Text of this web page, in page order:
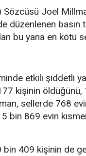
Sözcüsü Joel
düzenlenen basın
bu yana en kötü
etkili şiddetli
kişinin
sellerde 768
bin 869 evin
bin 409 kişinin de